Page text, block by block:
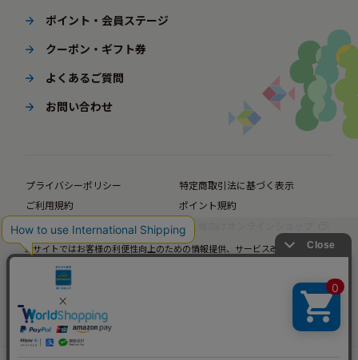
ポイント・会員ステージ
クーポン・ギフト券
よくあるご質問
お問い合わせ
プライバシーポリシー
特定商取引法に基づく表示
ご利用規約
ポイント規約
企業サイト
法人様向けオンラインショップ
当サイトではお客様の利便性向上のための情報提供、サービス改善のための分
当サイトの閲覧を継続された場合、Cookieの使用にご同意いただいたものとみ
なします。
詳細については